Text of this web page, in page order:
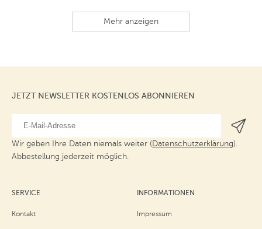
Mehr anzeigen
JETZT NEWSLETTER KOSTENLOS ABONNIEREN
Wir geben Ihre Daten niemals weiter (Datenschutzerklärung).
Abbestellung jederzeit möglich.
SERVICE
Kontakt
INFORMATIONEN
Impressum